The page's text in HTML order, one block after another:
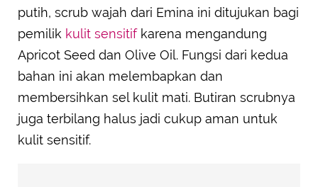
putih, scrub wajah dari Emina ini ditujukan bagi
pemilik kulit sensitifkarena mengandung
Apricot Seed dan Olive Oil. Fungsi dari kedua
bahan ini akan melembapkan dan
membersihkan sel kulit mati. Butiran scrubnya
juga terbilang halus jadi cukup aman untuk
kulit sensitif.